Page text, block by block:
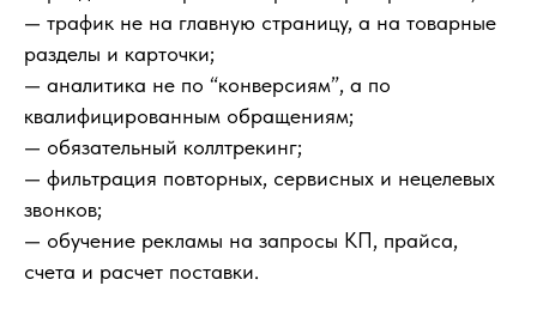
— трафик не на главную страницу, а на товарные
разделы и карточки;
— аналитика не по “конверсиям”, а по
квалифицированным обращениям;
— обязательный коллтрекинг;
— фильтрация повторных, сервисных и нецелевых
звонков;
— обучение рекламы на запросы КП, прайса,
счета и расчет поставки.